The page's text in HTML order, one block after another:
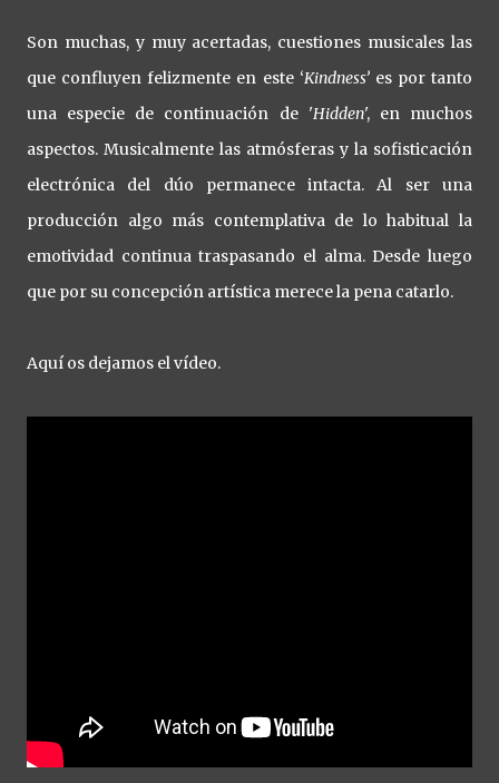
Son muchas, y muy acertadas, cuestiones musicales las
que confluyen felizmente en este ‘Kindness’es por tanto
una especie de continuación de 'Hidden', en muchos
aspectos. Musicalmente las atmósferas y la sofisticación
electrónica del dúo permanece intacta. Al ser una
producción algo más contemplativa de lo habitual la
emotividad continua traspasando el alma. Desde luego
que por su concepción artística merece la pena catarlo.
Aquí os dejamos el vídeo.